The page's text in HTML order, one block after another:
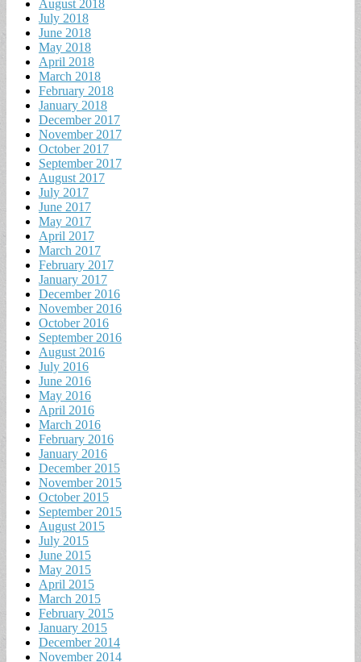
August 2018
July 2018
June 2018
May 2018
April 2018
March 2018
February 2018
January 2018
December 2017
November 2017
October 2017
September 2017
August 2017
July 2017
June 2017
May 2017
April 2017
March 2017
February 2017
January 2017
December 2016
November 2016
October 2016
September 2016
August 2016
July 2016
June 2016
May 2016
April 2016
March 2016
February 2016
January 2016
December 2015
November 2015
October 2015
September 2015
August 2015
July 2015
June 2015
May 2015
April 2015
March 2015
February 2015
January 2015
December 2014
November 2014